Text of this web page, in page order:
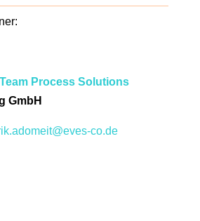
Process Solutions
GmbH
co.de